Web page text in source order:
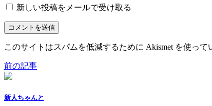
新しい投稿をメールで受け取る
このサイトはスパムを低減するために Akismet を使って
前の記事
新人ちゃんと